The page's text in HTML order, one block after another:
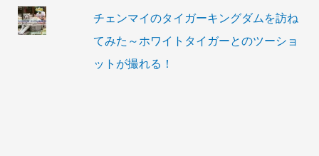
チェンマイのタイガーキングダムを訪ね
てみた～ホワイトタイガーとのツーショ
ットが撮れる！